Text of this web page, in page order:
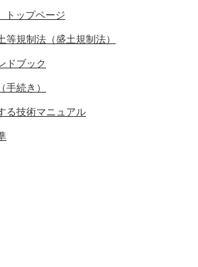
トップページ
規制法（盛土規制法）
ドブック
続き）
る技術マニュアル